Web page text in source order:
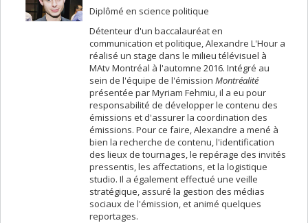
Diplômé en science politique
Détenteur d'un baccalauréat en
communication et politique, Alexandre L'Hour a
réalisé un stage dans le milieu télévisuel à
MAtv Montréal à l'automne 2016. Intégré au
sein de l'équipe de l'émissionMontréalité
présentée par Myriam Fehmiu, il a eu pour
responsabilité de développer le contenu des
émissions et d'assurer la coordination des
émissions. Pour ce faire, Alexandre a mené à
bien la recherche de contenu, l'identification
des lieux de tournages, le repérage des invités
pressentis, les affectations, et la logistique
studio. Il a également effectué une veille
stratégique, assuré la gestion des médias
sociaux de l'émission, et animé quelques
reportages.